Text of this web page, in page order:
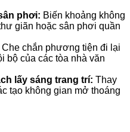
phơi: Biến khoảng không
giãn hoặc sân phơi quần
Che chắn phương tiện đi lại
bộ của các tòa nhà văn
lấy sáng trang trí: Thay
tạo không gian mở thoáng